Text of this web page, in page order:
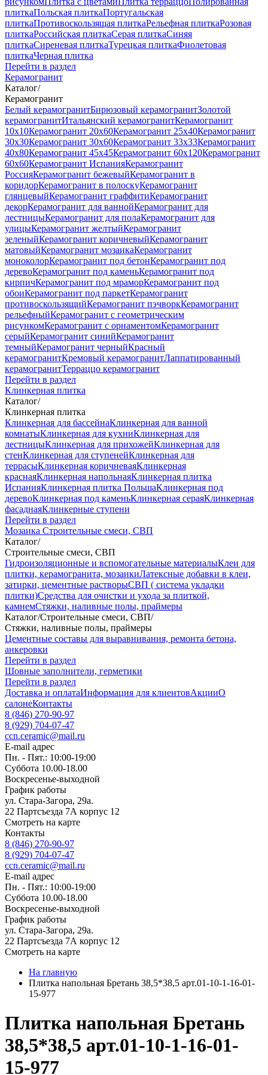
плиткаПольская плиткаПортугальская
плиткаПротивоскользящая плиткаРельефная плиткаРозовая
плиткаРоссийская плиткаСерая плиткаСиняя
плиткаСиреневая плиткаТурецкая плиткаФиолетовая
плиткаЧерная плитка
Перейти в раздел
Керамогранит
Каталог/
Керамогранит
Белый керамогранитБирюзовый керамогранитЗолотой
керамогранитИтальянский керамогранитКерамогранит
10x10Керамогранит 20x60Керамогранит 25x40Керамогранит
30x30Керамогранит 30x60Керамогранит 33x33Керамогранит
40x80Керамогранит 45x45Керамогранит 60x120Керамогранит
60x60Керамогранит ИспанияКерамогранит
РоссияКерамогранит бежевыйКерамогранит в
коридорКерамогранит в полоскуКерамогранит
глянцевыйКерамогранит граффитиКерамогранит
декорКерамогранит для ваннойКерамогранит для
лестницыКерамогранит для полаКерамогранит для
улицыКерамогранит желтыйКерамогранит
зеленыйКерамогранит коричневыйКерамогранит
матовыйКерамогранит мозаикаКерамогранит
моноколорКерамогранит под бетонКерамогранит под
деревоКерамогранит под каменьКерамогранит под
кирпичКерамогранит под мраморКерамогранит под
обоиКерамогранит под паркетКерамогранит
противоскользящийКерамогранит пэчворкКерамогранит
рельефныйКерамогранит с геометрическим
рисункомКерамогранит с орнаментомКерамогранит
серыйКерамогранит синийКерамогранит
темныйКерамогранит черныйКрасный
керамогранитКремовый керамогранитЛаппатированный
керамогранитТерраццо керамогранит
Перейти в раздел
Клинкерная плитка
Каталог/
Клинкерная плитка
Клинкерная для бассейнаКлинкерная для ванной
комнатыКлинкерная для кухниКлинкерная для
лестницыКлинкерная для прихожейКлинкерная для
стенКлинкерная для ступенейКлинкерная для
террасыКлинкерная коричневаяКлинкерная
краснаяКлинкерная напольнаяКлинкерная плитка
ИспанияКлинкерная плитка ПольшаКлинкерная под
деревоКлинкерная под каменьКлинкерная сераяКлинкерная
фасаднаяКлинкерные ступени
Перейти в раздел
Мозаика Строительные смеси, СВП
Каталог/
Строительные смеси, СВП
Гидроизоляционные и вспомогательные материалыКлеи для
плитки, керамогранита, мозаикиЛатексные добавки в клеи,
затирки, цементные растворыСВП ( система укладки
плитки)Средства для очистки и ухода за плиткой,
камнемСтяжки, наливные полы, праймеры
Каталог/Строительные смеси, СВП/
Стяжки, наливные полы, праймеры
Цементные составы для выравнивания, ремонта бетона,
анкеровки
Перейти в раздел
Шовные заполнители, герметики
Перейти в раздел
Доставка и оплатаИнформация для клиентовАкцииО
салонеКонтакты
8 (846) 270-90-97
8 (929) 704-07-47
ccn.ceramic@mail.ru
E-mail адрес
Пн. - Пят.: 10:00-19:00
Суббота 10.00-18.00
Воскресенье-выходной
График работы
ул. Стара-Загора, 29а.
22 Партсъезда 7А корпус 12
Смотреть на карте
Контакты
8 (846) 270-90-97
8 (929) 704-07-47
ccn.ceramic@mail.ru
E-mail адрес
Пн. - Пят.: 10:00-19:00
Суббота 10.00-18.00
Воскресенье-выходной
График работы
ул. Стара-Загора, 29а.
22 Партсъезда 7А корпус 12
Смотреть на карте
На главную
Плитка напольная Бретань 38,5*38,5 арт.01-10-1-16-01-
15-977
Плитка напольная Бретань
38,5*38,5 арт.01-10-1-16-01-
15-977